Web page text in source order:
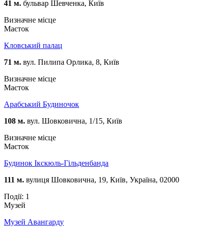
41 м. бульвар Шевченка, Київ
Визначне місце
Маєток
Кловський палац
71 м. вул. Пилипа Орлика, 8, Київ
Визначне місце
Маєток
Арабський Будиночок
108 м. вул. Шовковична, 1/15, Київ
Визначне місце
Маєток
Будинок Ікскюль-Гільденбанда
111 м. вулиця Шовковична, 19, Київ, Україна, 02000
Події: 1
Музей
Музей Авангарду